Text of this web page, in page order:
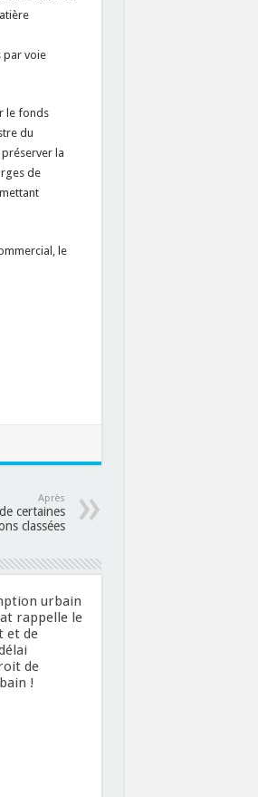
par voie
le fonds
du
la
de
le
Après
certaines
classées
urbain
rappelle le
et de
de
!